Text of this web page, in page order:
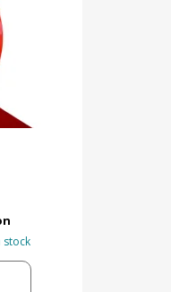
stock